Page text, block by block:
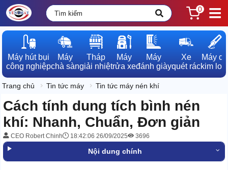
0
Máy hút bụi
công nghiệp
Máy
chà sàn
Tháp
giải nhiệt
Máy
rửa xe
Máy
đánh giày
Xe
quét rác
Máy dò
kim loại
Trang chủ Tin tức máy Tin tức máy nén khí
Cách tính dung tích bình nén
khí: Nhanh, Chuẩn, Đơn giản
CEO Robert Chinh 18:42:06 26/09/2025 3696
Nội dung chính